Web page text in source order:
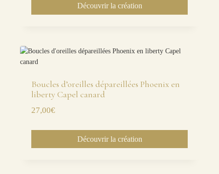
Découvrir la création
Boucles d’oreilles dépareillées Phoenix en
liberty Capel canard
27,00€
Découvrir la création